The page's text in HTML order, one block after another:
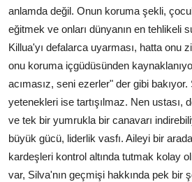
anlamda değil. Onun koruma şekli,
eğitmek ve onları dünyanın en tehlikeli
Killua'yı defalarca uyarması, hatta onu
onu koruma içgüdüsünden
acımasız, seni ezerler" der gibi bakıyor.
yetenekleri ise tartışılmaz. Nen ustası,
ve tek bir yumrukla bir canavarı
büyük gücü, liderlik vasfı. Aileyi bir
kardeşleri kontrol altında tutmak kolay
var, Silva'nın geçmişi hakkında pek bir